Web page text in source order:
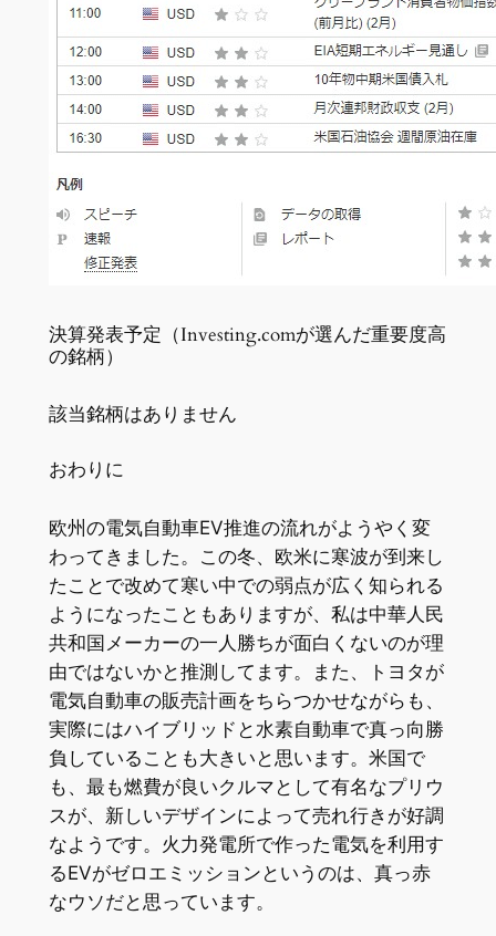
決算発表予定（Investing.comが選んだ重要度高
の銘柄）
該当銘柄はありません
おわりに
欧州の電気自動車EV推進の流れがようやく変
わってきました。この冬、欧米に寒波が到来し
たことで改めて寒い中での弱点が広く知られる
ようになったこともありますが、私は中華人民
共和国メーカーの一人勝ちが面白くないのが理
由ではないかと推測してます。また、トヨタが
電気自動車の販売計画をちらつかせながらも、
実際にはハイブリッドと水素自動車で真っ向勝
負していることも大きいと思います。米国で
も、最も燃費が良いクルマとして有名なプリウ
スが、新しいデザインによって売れ行きが好調
なようです。火力発電所で作った電気を利用す
るEVがゼロエミッションというのは、真っ赤
なウソだと思っています。